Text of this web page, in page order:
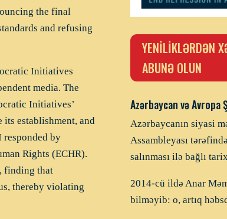
the final
and refusing
Initiatives
media. The
Initiatives’
its establishment, and
by
Rights (ECHR).
finding that
thereby violating
YENİLİKLƏRDƏN
ABUNƏ OLUN
Azərbaycan və Avropa
Azərbaycanın siyasi
Assambleyası
salınması ilə bağlı
2014-cü ildə Anar
bilməyib: o, artıq